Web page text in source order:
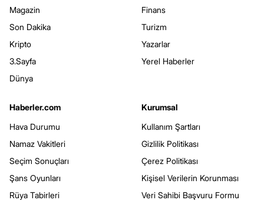
Magazin
Son Dakika
Kripto
3.Sayfa
Dünya
Finans
Turizm
Yazarlar
Yerel Haberler
Haberler.com
Hava Durumu
Namaz Vakitleri
Seçim Sonuçları
Şans Oyunları
Rüya Tabirleri
Kurumsal
Kullanım Şartları
Gizlilik Politikası
Çerez Politikası
Kişisel Verilerin Korunması
Veri Sahibi Başvuru Formu